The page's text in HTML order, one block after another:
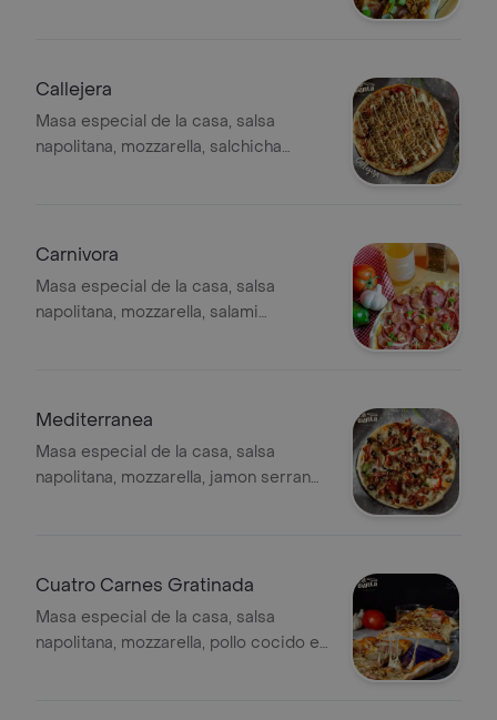
Callejera
Masa especial de la casa, salsa
napolitana, mozzarella, salchicha
Carnivora
Masa especial de la casa, salsa
napolitana, mozzarella, salami
Mediterranea
Masa especial de la casa, salsa
napolitana, mozzarella, jamon serrano,
Cuatro Carnes Gratinada
Masa especial de la casa, salsa
napolitana, mozzarella, pollo cocido en